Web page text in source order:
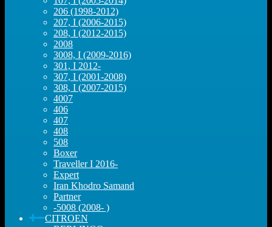
206 (1998-2012)
207, I (2006-2015)
208, I (2012-2015)
2008
3008, I (2009-2016)
301, I 2012-
307, I (2001-2008)
308, I (2007-2015)
4007
406
407
408
508
Boxer
Traveller I 2016-
Expert
Iran Khodro Samand
Partner
-5008 (2008- )
CITROEN